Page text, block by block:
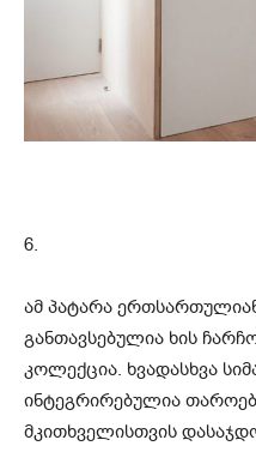
6.
ამ პატარა
განთავსებულია ხის
კოლექცია. ხვადასხვა
ინტეგრირებულია
მკითხველისთვის